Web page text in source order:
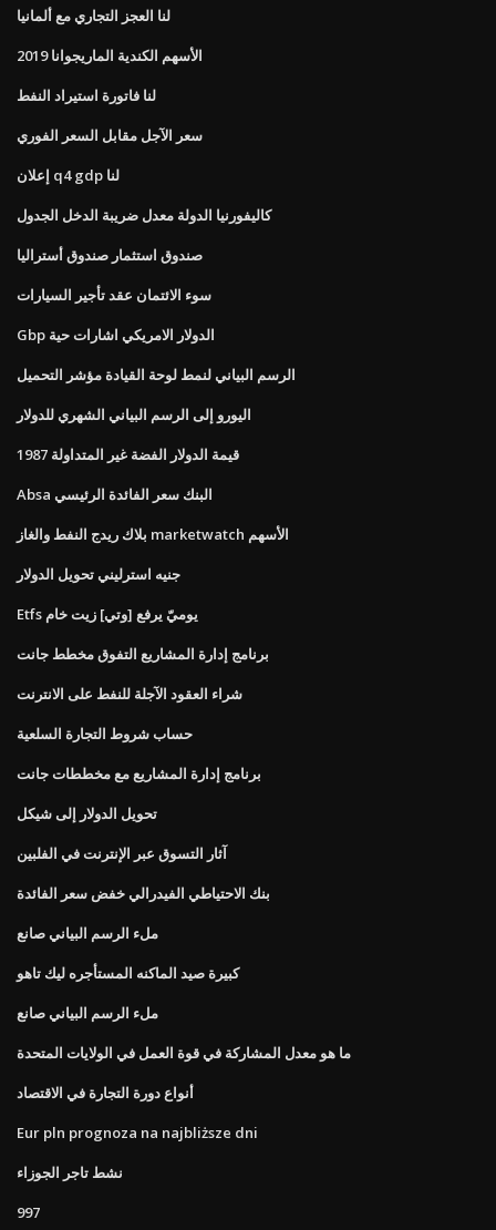
لنا العجز التجاري مع ألمانيا
الأسهم الكندية الماريجوانا 2019
لنا فاتورة استيراد النفط
سعر الآجل مقابل السعر الفوري
إعلان q4 gdp لنا
كاليفورنيا الدولة معدل ضريبة الدخل الجدول
صندوق استثمار صندوق أستراليا
سوء الائتمان عقد تأجير السيارات
Gbp الدولار الامريكي اشارات حية
الرسم البياني لنمط لوحة القيادة مؤشر التحميل
اليورو إلى الرسم البياني الشهري للدولار
1987 قيمة الدولار الفضة غير المتداولة
Absa البنك سعر الفائدة الرئيسي
بلاك ريدج النفط والغاز marketwatch الأسهم
جنيه استرليني تحويل الدولار
Etfs يوميّ يرفع [وتي] زيت خام
برنامج إدارة المشاريع التفوق مخطط جانت
شراء العقود الآجلة للنفط على الانترنت
حساب شروط التجارة السلعية
برنامج إدارة المشاريع مع مخططات جانت
تحويل الدولار إلى شيكل
آثار التسوق عبر الإنترنت في الفلبين
بنك الاحتياطي الفيدرالي خفض سعر الفائدة
ملء الرسم البياني صانع
كبيرة صيد الماكنه المستأجره ليك تاهو
ملء الرسم البياني صانع
ما هو معدل المشاركة في قوة العمل في الولايات المتحدة
أنواع دورة التجارة في الاقتصاد
Eur pln prognoza na najbliższe dni
نشط تاجر الجوزاء
997